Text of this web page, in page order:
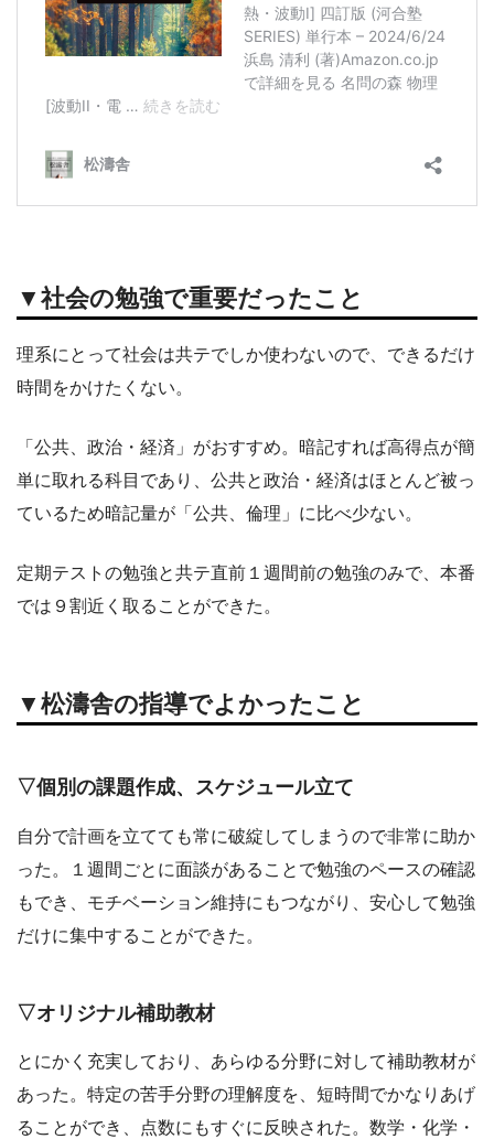
▼社会の勉強で重要だったこと
理系にとって社会は共テでしか使わないので、できるだけ
時間をかけたくない。
「公共、政治・経済」がおすすめ。暗記すれば高得点が簡
単に取れる科目であり、公共と政治・経済はほとんど被っ
ているため暗記量が「公共、倫理」に比べ少ない。
定期テストの勉強と共テ直前１週間前の勉強のみで、本番
では９割近く取ることができた。
▼松濤舎の指導でよかったこと
▽個別の課題作成、スケジュール立て
自分で計画を立てても常に破綻してしまうので非常に助か
った。１週間ごとに面談があることで勉強のペースの確認
もでき、モチベーション維持にもつながり、安心して勉強
だけに集中することができた。
▽オリジナル補助教材
とにかく充実しており、あらゆる分野に対して補助教材が
あった。特定の苦手分野の理解度を、短時間でかなりあげ
ることができ、点数にもすぐに反映された。数学・化学・